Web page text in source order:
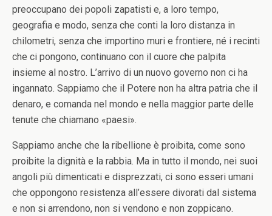
preoccupano dei popoli zapatisti e, a loro tempo,
geografia e modo, senza che conti la loro distanza in
chilometri, senza che importino muri e frontiere, né i recinti
che ci pongono, continuano con il cuore che palpita
insieme al nostro. L’arrivo di un nuovo governo non ci ha
ingannato. Sappiamo che il Potere non ha altra patria che il
denaro, e comanda nel mondo e nella maggior parte delle
tenute che chiamano «paesi».
Sappiamo anche che la ribellione è proibita, come sono
proibite la dignità e la rabbia. Ma in tutto il mondo, nei suoi
angoli più dimenticati e disprezzati, ci sono esseri umani
che oppongono resistenza all’essere divorati dal sistema
e non si arrendono, non si vendono e non zoppicano.